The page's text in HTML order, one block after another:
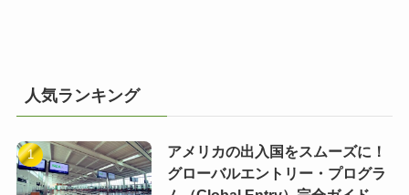
人気ランキング
アメリカの出入国をスムーズに！
グローバルエントリー・プログラ